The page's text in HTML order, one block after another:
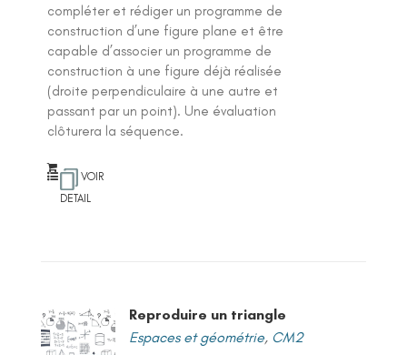
compléter et rédiger un programme de
construction d’une figure plane et être
capable d’associer un programme de
construction à une figure déjà réalisée
(droite perpendiculaire à une autre et
passant par un point). Une évaluation
clôturera la séquence.
VOIR
DETAIL
Reproduire un triangle
Espaces et géométrie, CM2